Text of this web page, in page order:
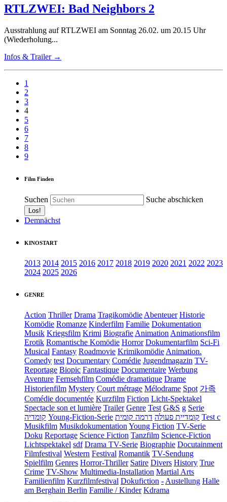
RTLZWEI: Bad Neighbors 2
Ausstrahlung auf RTLZWEI am Sonntag 26.02. um 20.15 Uhr
(Wiederholung...
Infos & Trailer →
1
2
3
4
5
6
7
8
9
Film Finden
Suchen Suche abschicken
Demnächst
KINOSTART
2013 2014 2015 2016 2017 2018 2019 2020 2021 2022 2023
2024 2025 2026
GENRE
Action Thriller Drama Tragikomödie Abenteuer Historie
Komödie Romanze Kinderfilm Familie Dokumentation
Musik Kriegsfilm Krimi Biografie Animation Animationsfilm
Erotik Romantische Komödie Horror Dokumentarfilm Sci-Fi
Musical Fantasy Roadmovie Krimikomödie Animation.
Comedy test Documentary Comédie Jugendmagazin TV-
Reportage Biopic Fantastique Documentaire Werbung
Aventure Fernsehfilm Comédie dramatique Drame
Historienfilm Mystery Court métrage Mélodrame Spot 가족
Comédie documentée Kurzfilm Fiction Licht-Spektakel
Spectacle son et lumière Trailer Genre Test G&S g Serie
קומדיה Young-Fiction-Serie קומדיית פעולה דרמה קומית
Test c
Musikfilm Musikdokumentation Young Fiction TV-Serie
Doku Reportage Science Fiction Tanzfilm Science-Fiction
Lichtspektakel sdf Drama TV-Serie Biographie Docutainment
Filmfestival Western Festival Romantik TV-Sendung
Spielfilm Genres Horror-Thriller Satire Divers History True
Crime TV-Show Multimedia-Installation Martial Arts
Familienfilm Kurzfilmfestival Dokufiction - Austellung Halle
am Berghain Berlin Familie / Kinder Kdrama